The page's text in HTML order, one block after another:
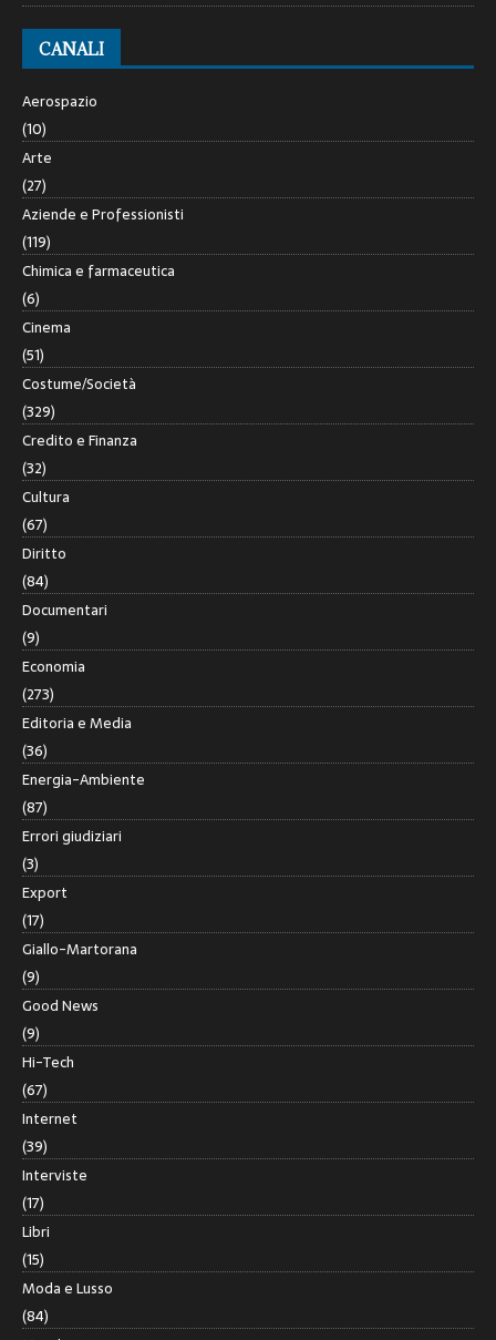
CANALI
Aerospazio
(10)
Arte
(27)
Aziende e Professionisti
(119)
Chimica e farmaceutica
(6)
Cinema
(51)
Costume/Società
(329)
Credito e Finanza
(32)
Cultura
(67)
Diritto
(84)
Documentari
(9)
Economia
(273)
Editoria e Media
(36)
Energia-Ambiente
(87)
Errori giudiziari
(3)
Export
(17)
Giallo-Martorana
(9)
Good News
(9)
Hi-Tech
(67)
Internet
(39)
Interviste
(17)
Libri
(15)
Moda e Lusso
(84)